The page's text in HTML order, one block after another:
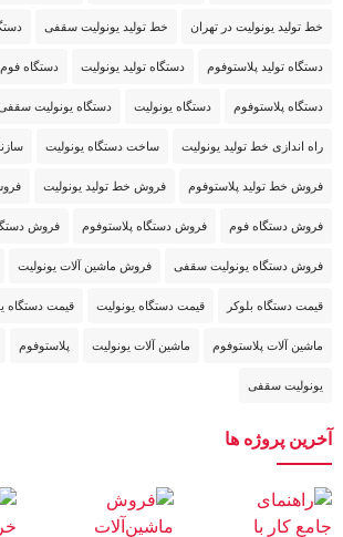
خط تولید یونولیت در تهران خط تولید یونولیت سقفی
دستگاه تولید پلاستوفوم دستگاه تولید یونولیت دستگاه فوم
دستگاه پلاستوفوم دستگاه یونولیت دستگاه یونولیت
راه اندازی خط تولید یونولیت ساخت دستگاه یونولیت
فروش خط تولید پلاستوفوم فروش خط تولید یونولیت
فروش دستگاه فوم فروش دستگاه پلاستوفوم فروش
فروش دستگاه یونولیت سقفی فروش ماشین آلات یونولیت
قیمت دستگاه بلوکر قیمت دستگاه یونولیت قیمت دستگاه
ماشین آلات پلاستوفوم ماشین آلات یونولیت پلاستوفوم
یونولیت سقفی
آخرین پروژه ها